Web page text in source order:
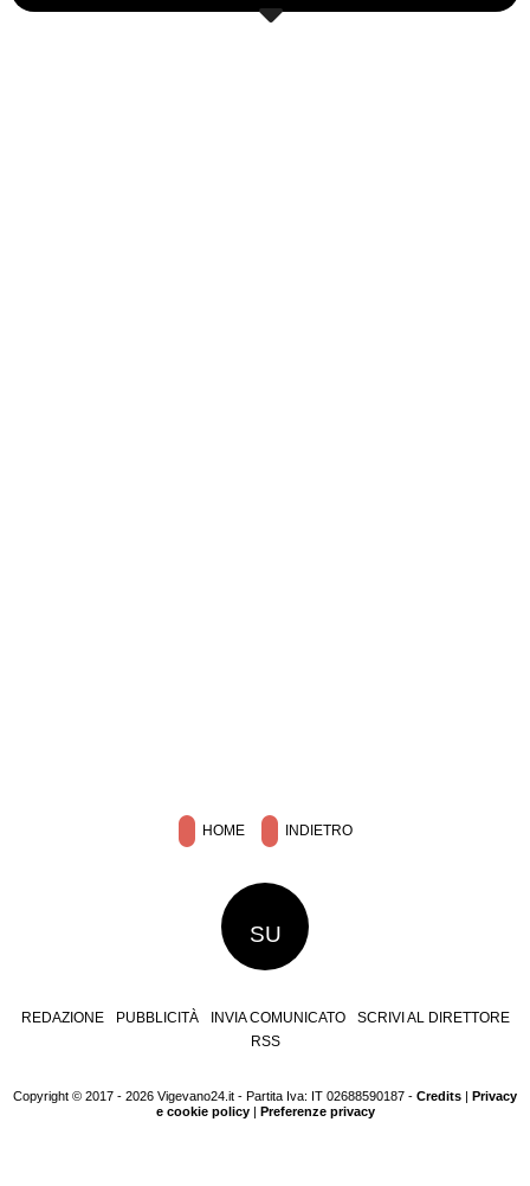
HOME INDIETRO
SU
REDAZIONE PUBBLICITÀ INVIA COMUNICATO
SCRIVI AL DIRETTORE
RSS
Copyright © 2017 - 2026 Vigevano24.it - Partita Iva: IT 02688590187 - Credits | Privacy
e cookie policy| Preferenze privacy